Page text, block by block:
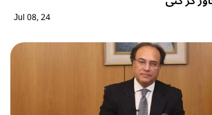
Jul 08, 24